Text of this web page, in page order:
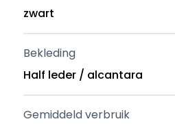
zwart
Bekleding
Half leder / alcantara
Gemiddeld verbruik